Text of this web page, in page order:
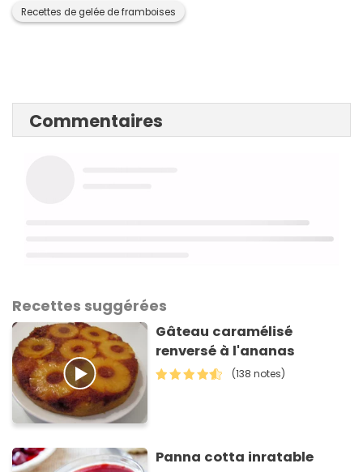
Recettes de gelée de framboises
Commentaires
Recettes suggérées
Gâteau caramélisé
renversé à l'ananas
(138 notes)
Panna cotta inratable